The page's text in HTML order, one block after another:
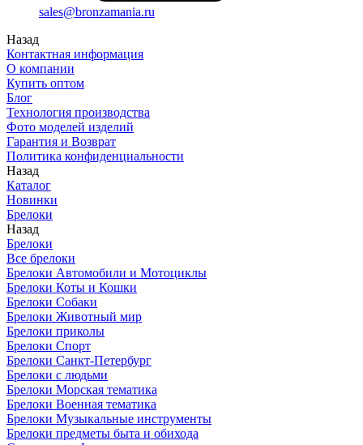
sales@bronzamania.ru
Назад
Контактная информация
О компании
Купить оптом
Блог
Технология производства
Фото моделей изделий
Гарантия и Возврат
Политика конфиденциальности
Назад
Каталог
Новинки
Брелоки
Назад
Брелоки
Все брелоки
Брелоки Автомобили и Мотоциклы
Брелоки Коты и Кошки
Брелоки Собаки
Брелоки Животный мир
Брелоки приколы
Брелоки Спорт
Брелоки Санкт-Петербург
Брелоки с людьми
Брелоки Морская тематика
Брелоки Военная тематика
Брелоки Музыкальные инструменты
Брелоки предметы быта и обихода